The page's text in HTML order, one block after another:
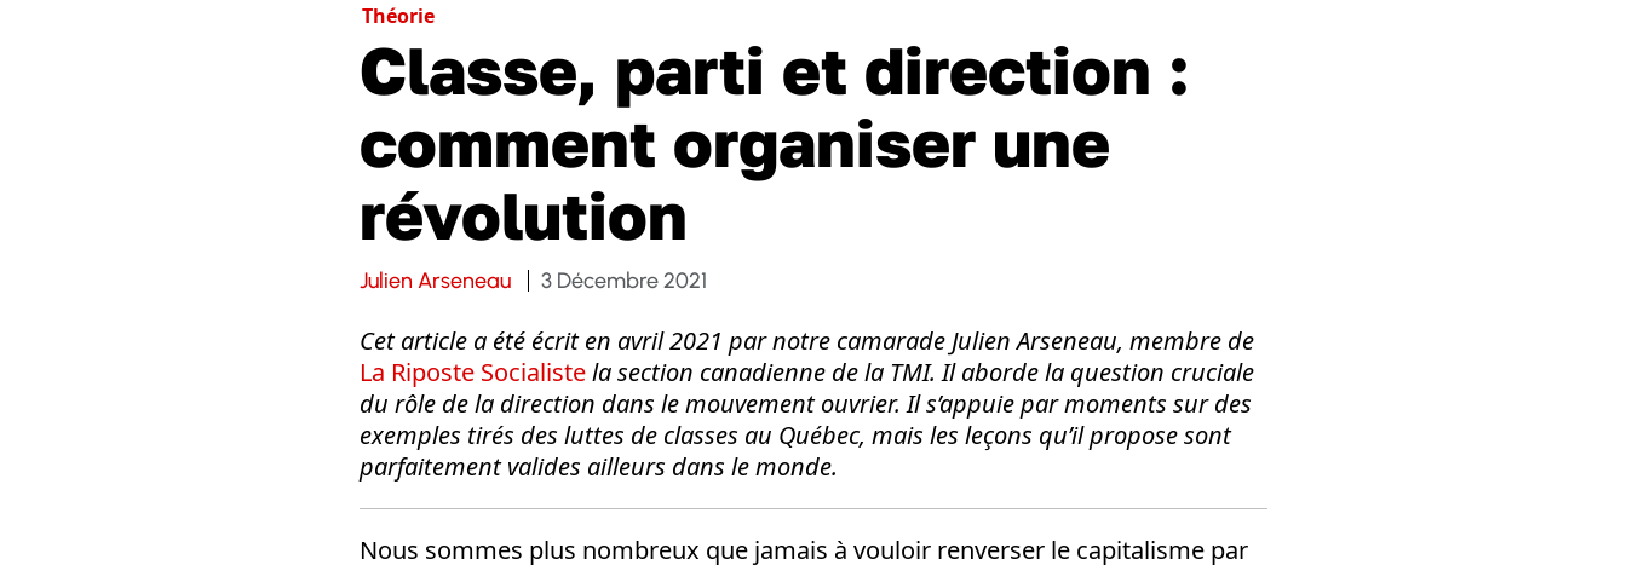
Théorie
Classe, parti et direction :
comment organiser une
révolution
Julien Arseneau 3 Décembre 2021
Cet article a été écrit en avril 2021 par notre camarade Julien Arseneau, membre de
La Riposte Socialistela section canadienne de la TMI. Il aborde la question cruciale
du rôle de la direction dans le mouvement ouvrier. Il s’appuie par moments sur des
exemples tirés des luttes de classes au Québec, mais les leçons qu’il propose sont
parfaitement valides ailleurs dans le monde.
Nous sommes plus nombreux que jamais à vouloir renverser le capitalisme par